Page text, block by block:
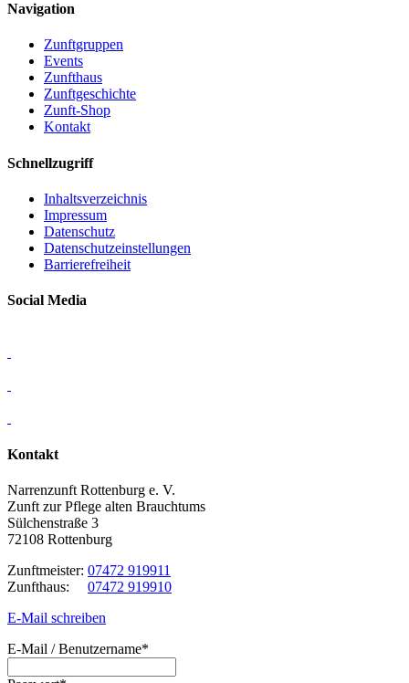
Navigation
Zunftgruppen
Events
Zunfthaus
Zunftgeschichte
Zunft-Shop
Kontakt
Schnellzugriff
Inhaltsverzeichnis
Impressum
Datenschutz
Datenschutzeinstellungen
Barrierefreiheit
Social Media
Kontakt
Narrenzunft Rottenburg e. V.
Zunft zur Pflege alten Brauchtums
Sülchenstraße 3
72108 Rottenburg
Zunftmeister: 07472 919911
Zunfthaus: 07472 919910
E-Mail schreiben
E-Mail / Benutzername*